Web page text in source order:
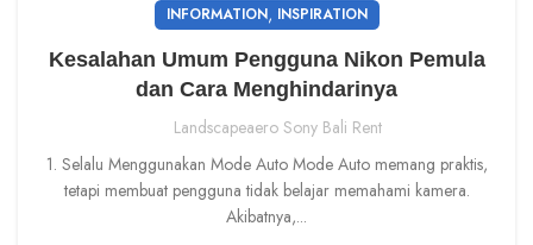
INFORMATION, INSPIRATION
Kesalahan Umum Pengguna Nikon Pemula
dan Cara Menghindarinya
Landscapeaero Sony Bali Rent
1. Selalu Menggunakan Mode Auto Mode Auto memang praktis,
tetapi membuat pengguna tidak belajar memahami kamera.
Akibatnya,...